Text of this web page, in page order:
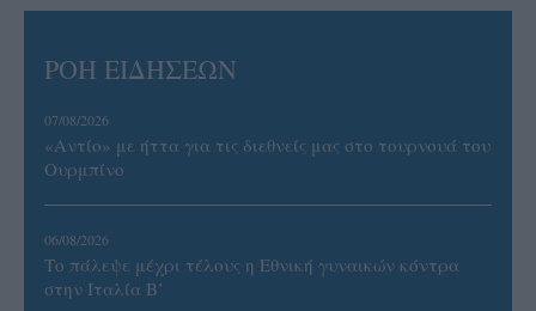
ΡΟΗ ΕΙΔΗΣΕΩΝ
07/08/2026
«Αντίο» με ήττα για τις διεθνείς μας στο τουρνουά του
Ουρμπίνο
06/08/2026
Το πάλεψε μέχρι τέλους η Εθνική γυναικών κόντρα
στην Ιταλία Β’